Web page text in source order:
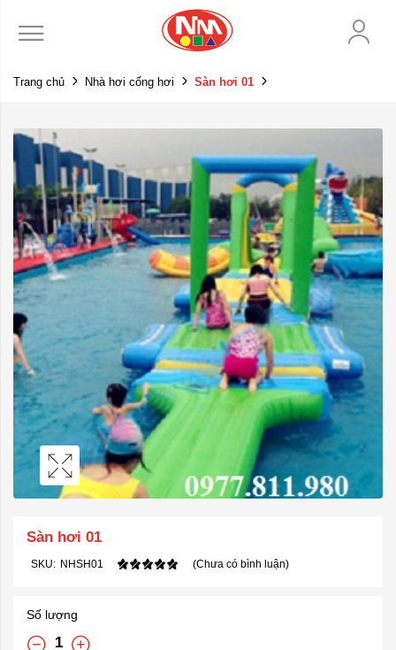
Trang chủ Nhà hơi cổng hơi Sàn hơi 01
Sàn hơi 01
SKU: NHSH01 (Chưa có bình luận)
Số lượng